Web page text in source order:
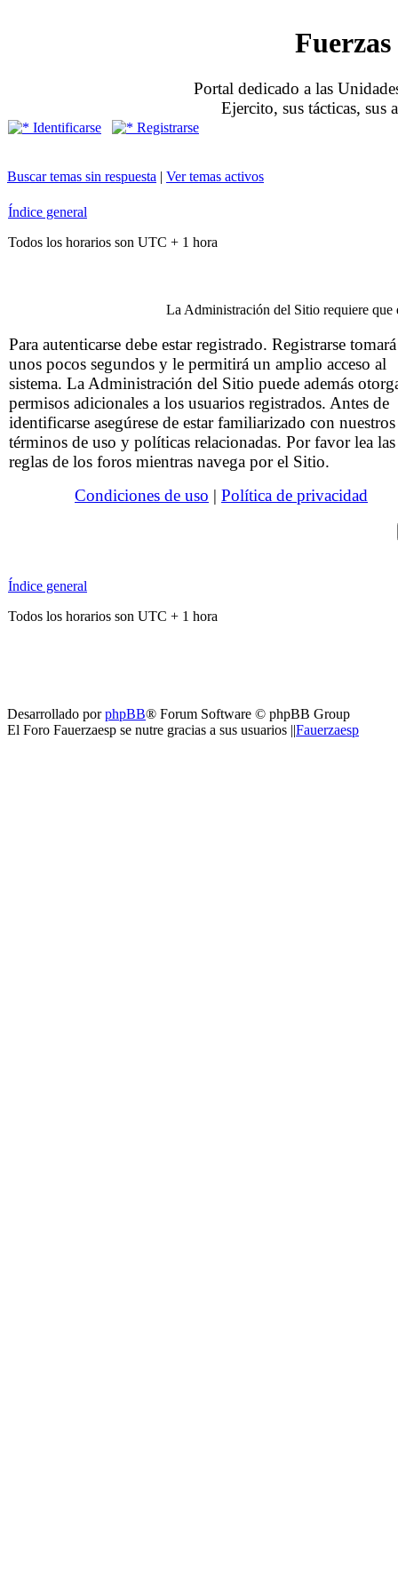
Portal dedicado a las
Ejercito, sus tácticas, sus
Identificarse Registrarse
Buscar temas sin respuesta | Ver temas activos
Índice general
Todos los horarios son UTC + 1 hora
La Administración del Sitio requiere que
Para autenticarse debe estar registrado. Registrarse
unos pocos segundos y le permitirá un amplio acceso al
sistema. La Administración del Sitio puede además
permisos adicionales a los usuarios registrados. Antes de
identificarse asegúrese de estar familiarizado con nuestros
términos de uso y políticas relacionadas. Por favor lea las
reglas de los foros mientras navega por el Sitio.
Condiciones de uso | Política de privacidad
Índice general
Todos los horarios son UTC + 1 hora
Desarrollado porphpBB® Forum Software © phpBB Group
El Foro Fauerzaesp se nutre gracias a sus usuarios ||Fauerzaesp